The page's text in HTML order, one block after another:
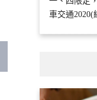
車交通2020(